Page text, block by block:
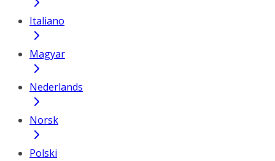
Italiano
Magyar
Nederlands
Norsk
Polski